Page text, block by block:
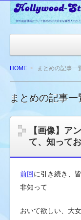
☆
ウ
ッ
タ
ー
ネ
ッ
海
外
レ
HOME まとめの記事一
まとめの記事一
【画像】ア
て、知って
前回に引き続き、
非知って
おいて欲しい、大